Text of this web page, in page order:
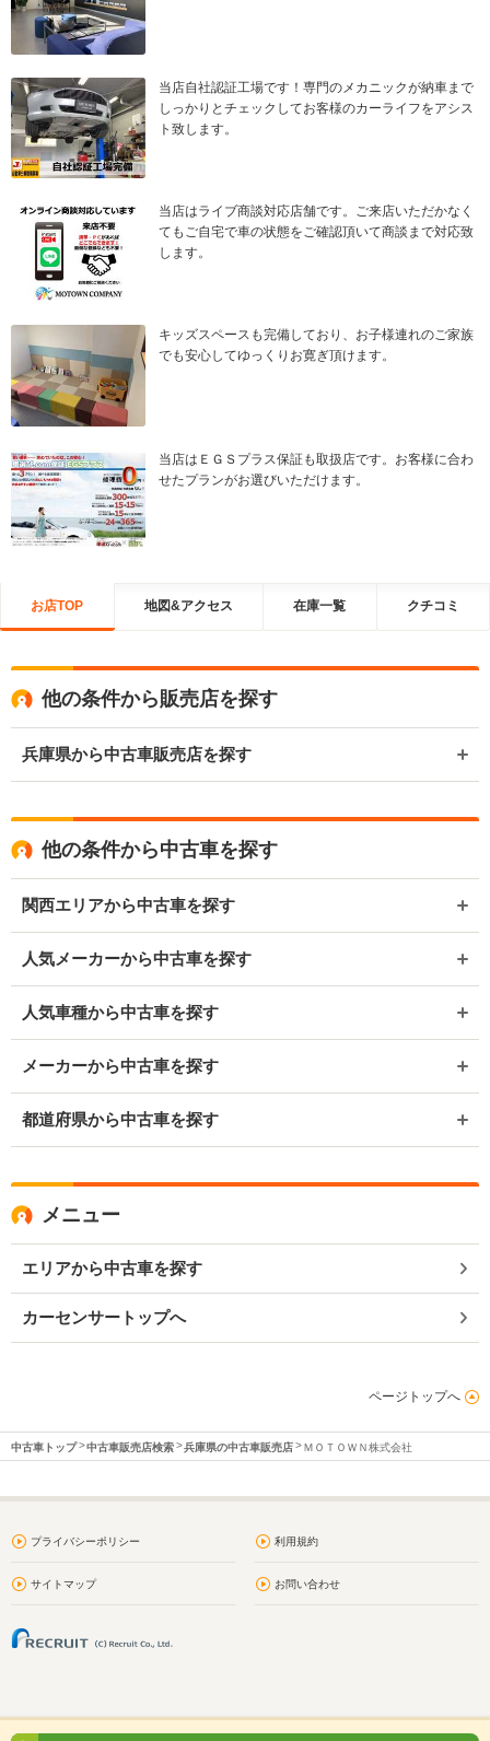
当店自社認証工場です！専門のメカニックが納車まで
しっかりとチェックしてお客様のカーライフをアシス
ト致します。
当店はライブ商談対応店舗です。ご来店いただかなく
てもご自宅で車の状態をご確認頂いて商談まで対応致
します。
キッズスペースも完備しており、お子様連れのご家族
でも安心してゆっくりお寛ぎ頂けます。
当店はＥＧＳプラス保証も取扱店です。お客様に合わ
せたプランがお選びいただけます。
お店TOP 地図&アクセス 在庫一覧 クチコミ
他の条件から販売店を探す
兵庫県から中古車販売店を探す
他の条件から中古車を探す
関西エリアから中古車を探す
人気メーカーから中古車を探す
人気車種から中古車を探す
メーカーから中古車を探す
都道府県から中古車を探す
メニュー
エリアから中古車を探す
カーセンサートップへ
ページトップへ
中古車トップ 中古車販売店検索 兵庫県の中古車販売店 ＭＯＴＯＷＮ株式会社
プライバシーポリシー 利用規約
サイトマップ お問い合わせ